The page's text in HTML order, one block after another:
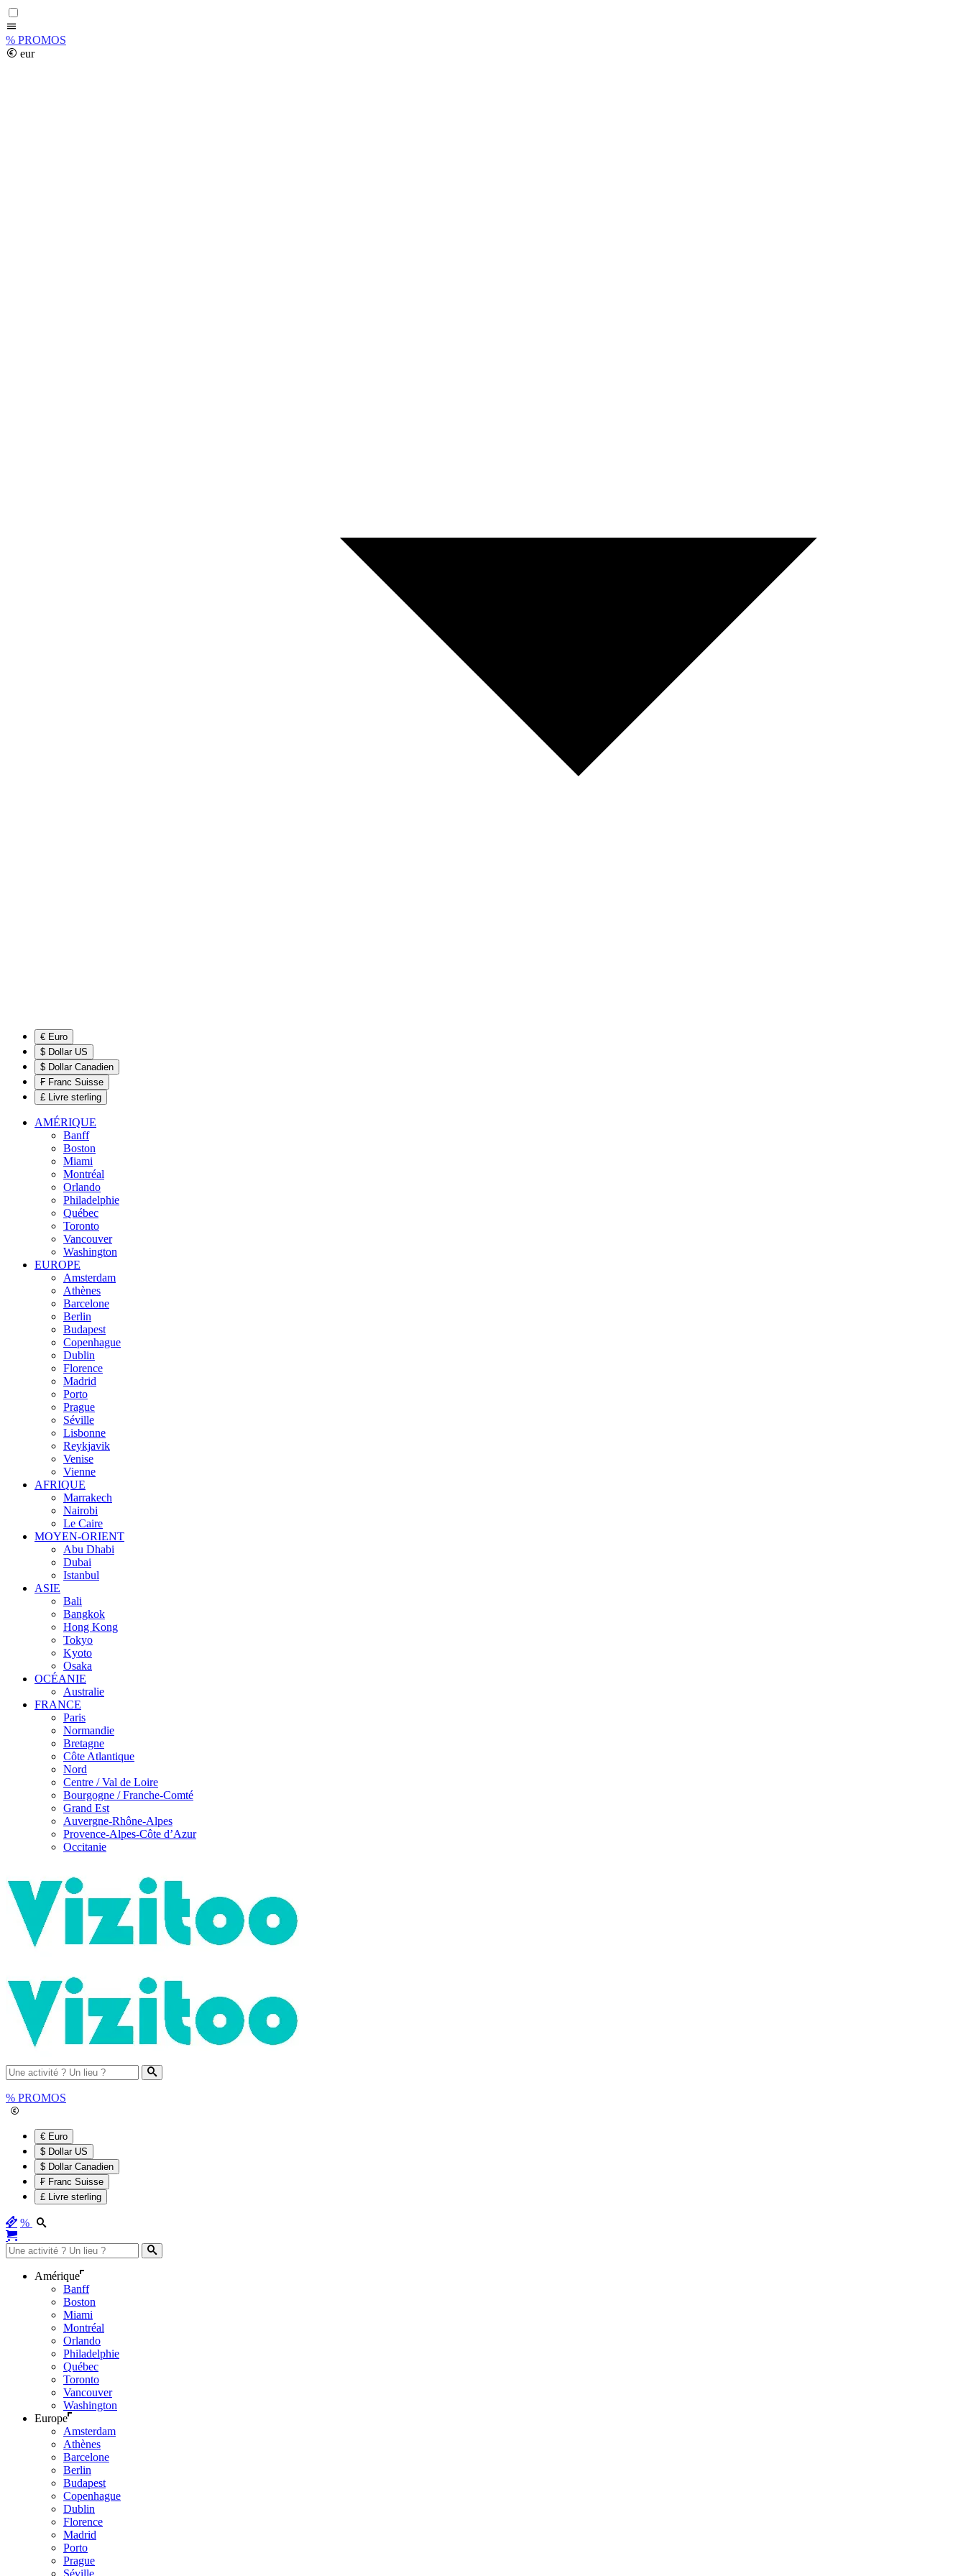
% PROMOS
eur
€ Euro
$ Dollar US
$ Dollar Canadien
₣ Franc Suisse
£ Livre sterling
AMÉRIQUE
Banff
Boston
Miami
Montréal
Orlando
Philadelphie
Québec
Toronto
Vancouver
Washington
EUROPE
Amsterdam
Athènes
Barcelone
Berlin
Budapest
Copenhague
Dublin
Florence
Madrid
Porto
Prague
Séville
Lisbonne
Reykjavik
Venise
Vienne
AFRIQUE
Marrakech
Nairobi
Le Caire
MOYEN-ORIENT
Abu Dhabi
Dubai
Istanbul
ASIE
Bali
Bangkok
Hong Kong
Tokyo
Kyoto
Osaka
OCÉANIE
Australie
FRANCE
Paris
Normandie
Bretagne
Côte Atlantique
Nord
Centre / Val de Loire
Bourgogne / Franche-Comté
Grand Est
Auvergne-Rhône-Alpes
Provence-Alpes-Côte d’Azur
Occitanie
% PROMOS
€ Euro
$ Dollar US
$ Dollar Canadien
₣ Franc Suisse
£ Livre sterling
%
Amérique
Banff
Boston
Miami
Montréal
Orlando
Philadelphie
Québec
Toronto
Vancouver
Washington
Europe
Amsterdam
Athènes
Barcelone
Berlin
Budapest
Copenhague
Dublin
Florence
Madrid
Porto
Prague
Séville